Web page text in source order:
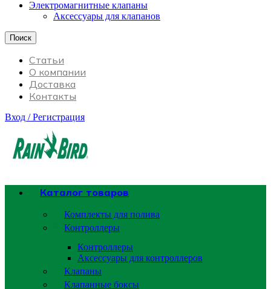
Электромагнитные клапаны
Аксессуары для клапанов
Поиск
Статьи
О компании
Доставка
Контакты
Вход / Регистрация
Каталог товаров
Комплекты для полива
Контроллеры
Контроллеры
Аксессуары для контроллеров
Клапаны
Клапанные боксы